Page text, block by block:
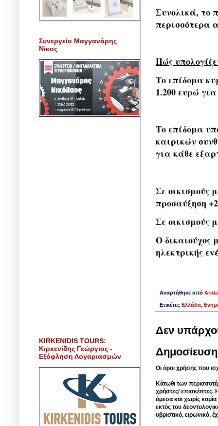
Συνολικά, το
περισσότερα
Πώς
Το επίδομα
1.200 ευρώ
Το επίδομα
καιρικών
για κάθε
Σε οικισμούς
προσαύξηση
Σε οικισμούς
Ο δικαιούχος
ηλεκτρικής
Αναρτήθηκε από
Ετικέτες Ελλάδα,
Δεν
Οι όροι χρήσης που
Κάτωθι των
χρήστες/ επισκέπτες.
άμεσα και χωρίς
εκτός του
υβριστικό, ειρωνικό,
Συνεργείο Μαγγανάρης
Νίκος
KIRKENIDIS TOURS:
Κιρκενίδης Γεώργιος -
Εξόφληση Λογαριασμών